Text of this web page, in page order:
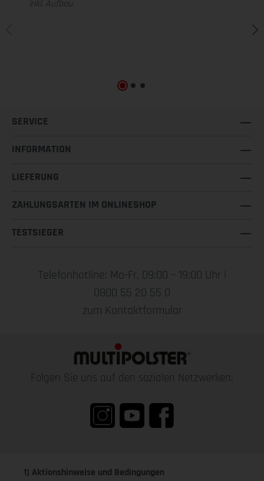
inkl. Aufbau.
SERVICE
INFORMATION
LIEFERUNG
ZAHLUNGSARTEN IM ONLINESHOP
TESTSIEGER
Telefonhotline: Mo-Fr, 09:00 – 19:00 Uhr |
0800 55 20 55 0
zum Kontaktformular
Folgen Sie uns auf den sozialen Netzwerken:
1) Aktionshinweise und Bedingungen